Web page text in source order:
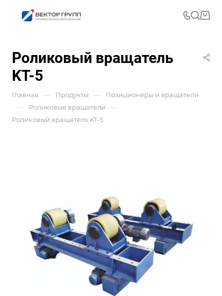
Роликовый вращатель
KT-5
Главная — Продукты — Позиционеры и вращатели
— Роликовые вращатели —
Роликовый вращатель KT-5